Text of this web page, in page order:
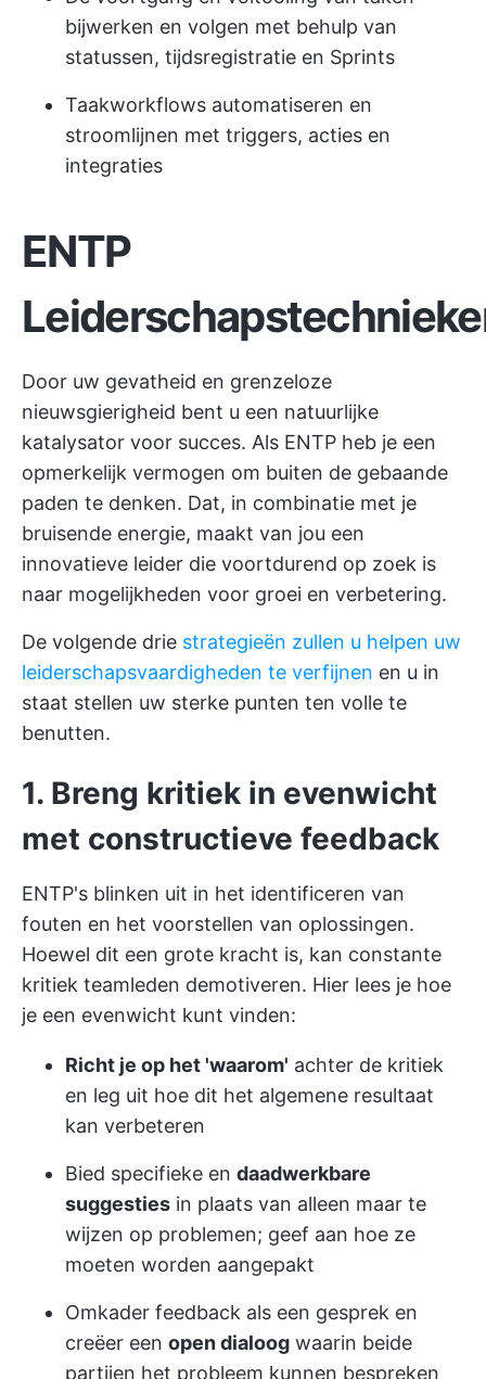
bijwerken en volgen met behulp van
statussen, tijdsregistratie en Sprints
Taakworkflows automatiseren en
stroomlijnen met triggers, acties en
integraties
ENTP
Door uw gevatheid en grenzeloze
nieuwsgierigheid bent u een natuurlijke
katalysator voor succes. Als ENTP heb je een
opmerkelijk vermogen om buiten de gebaande
paden te denken. Dat, in combinatie met je
bruisende energie, maakt van jou een
innovatieve leider die voortdurend op zoek is
naar mogelijkheden voor groei en verbetering.
De volgende drie strategieën zullen u helpen uw
leiderschapsvaardigheden te verfijnen en u in
staat stellen uw sterke punten ten volle te
benutten.
1. Breng kritiek in evenwicht
met constructieve feedback
ENTP's blinken uit in het identificeren van
fouten en het voorstellen van oplossingen.
Hoewel dit een grote kracht is, kan constante
kritiek teamleden demotiveren. Hier lees je hoe
je een evenwicht kunt vinden:
Richt je op het 'waarom' achter de kritiek
en leg uit hoe dit het algemene resultaat
kan verbeteren
Bied specifieke en daadwerkbare
suggesties in plaats van alleen maar te
wijzen op problemen; geef aan hoe ze
moeten worden aangepakt
Omkader feedback als een gesprek en
creëer een open dialoog waarin beide
partijen het probleem kunnen bespreken